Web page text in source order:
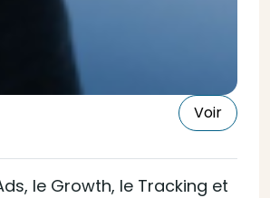
Voir
le Growth, le Tracking et